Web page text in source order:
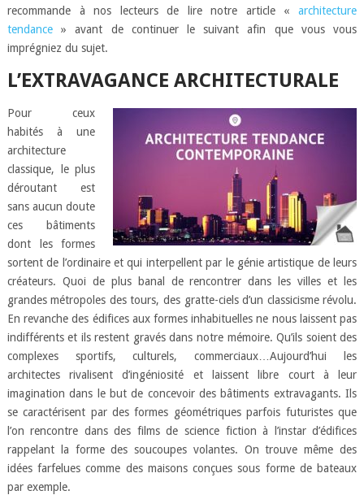
recommande à nos lecteurs de lire notre article «architecture
tendance» avant de continuer le suivant afin que vous vous
imprégniez du sujet.
L’EXTRAVAGANCE ARCHITECTURALE
Pour ceux
habités à une
architecture
classique, le plus
déroutant est
sans aucun doute
ces bâtiments
dont les formes
sortent de l’ordinaire et qui interpellent par le génie artistique de leurs
créateurs. Quoi de plus banal de rencontrer dans les villes et les
grandes métropoles des tours, des gratte-ciels d’un classicisme révolu.
En revanche des édifices aux formes inhabituelles ne nous laissent pas
indifférents et ils restent gravés dans notre mémoire. Qu’ils soient des
complexes sportifs, culturels, commerciaux…Aujourd’hui les
architectes rivalisent d’ingéniosité et laissent libre court à leur
imagination dans le but de concevoir des bâtiments extravagants. Ils
se caractérisent par des formes géométriques parfois futuristes que
l’on rencontre dans des films de science fiction à l’instar d’édifices
rappelant la forme des soucoupes volantes. On trouve même des
idées farfelues comme des maisons conçues sous forme de bateaux
par exemple.